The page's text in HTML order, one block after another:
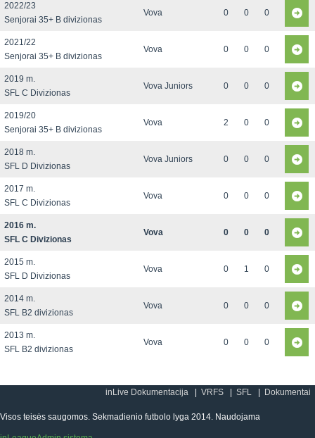
2022/23
Senjorai 35+ B divizionas
Vova 0 0 0
2021/22
Senjorai 35+ B divizionas
Vova 0 0 0
2019 m.
SFL C Divizionas
Vova Juniors 0 0 0
2019/20
Senjorai 35+ B divizionas
Vova 2 0 0
2018 m.
SFL D Divizionas
Vova Juniors 0 0 0
2017 m.
SFL C Divizionas
Vova 0 0 0
2016 m.
SFL C Divizionas
Vova 0 0 0
2015 m.
SFL D Divizionas
Vova 0 1 0
2014 m.
SFL B2 divizionas
Vova 0 0 0
2013 m.
SFL B2 divizionas
Vova 0 0 0
inLive Dokumentacija VRFS SFL Dokumentai
Visos teisės saugomos. Sekmadienio futbolo lyga 2014. Naudojama